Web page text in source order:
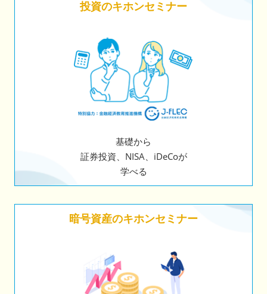
投資のキホンセミナー
基礎から
証券投資、NISA、iDeCoが
学べる
暗号資産のキホンセミナー